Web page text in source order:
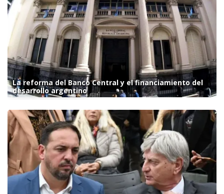
La reforma del Banco Central y el financiamiento del
desarrollo argentino